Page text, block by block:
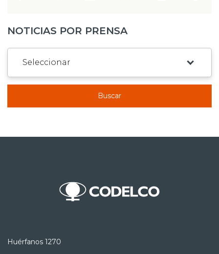
NOTICIAS POR PRENSA
Buscar
Huérfanos 1270